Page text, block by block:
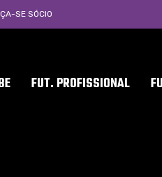
SE SÓCIO
FUT. PROFISSIONAL